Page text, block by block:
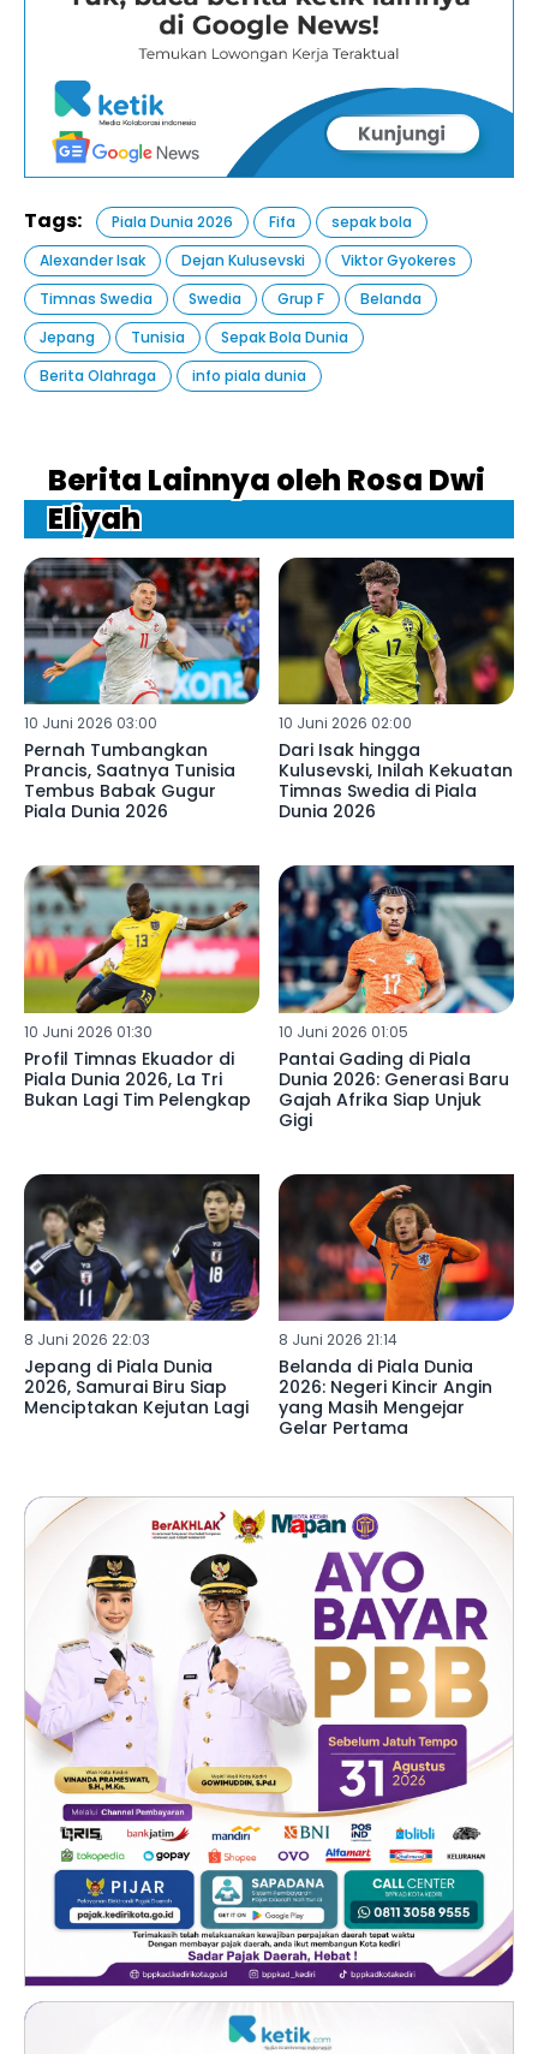
Tags: Piala Dunia 2026 Fifa
sepak bola
Alexander Isak
Dejan Kulusevski
Viktor Gyokeres
Timnas Swedia
Swedia Grup F
Belanda
Jepang
Tunisia
Sepak Bola Dunia
Berita Olahraga
info piala dunia
Berita Lainnya oleh Rosa Dwi
Eliyah
10 Juni 2026 03:00
Pernah Tumbangkan
Prancis, Saatnya Tunisia
Tembus Babak Gugur
Piala Dunia 2026
10 Juni 2026 02:00
Dari Isak hingga
Kulusevski, Inilah Kekuatan
Timnas Swedia di Piala
Dunia 2026
10 Juni 2026 01:30
Profil Timnas Ekuador di
Piala Dunia 2026, La Tri
Bukan Lagi Tim Pelengkap
10 Juni 2026 01:05
Pantai Gading di Piala
Dunia 2026: Generasi Baru
Gajah Afrika Siap Unjuk
Gigi
8 Juni 2026 22:03
Jepang di Piala Dunia
2026, Samurai Biru Siap
Menciptakan Kejutan Lagi
8 Juni 2026 21:14
Belanda di Piala Dunia
2026: Negeri Kincir Angin
yang Masih Mengejar
Gelar Pertama